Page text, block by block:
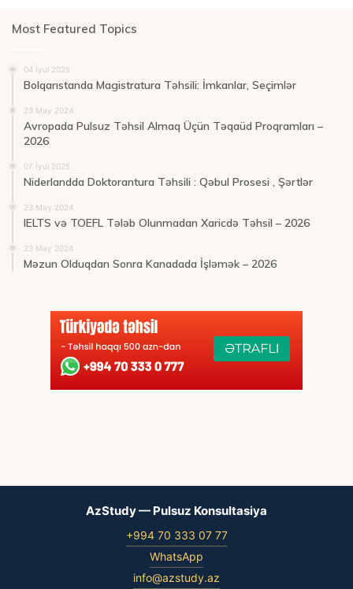
Most Featured Topics
04 İyul 2025
Bolqarıstanda Magistratura Təhsili: İmkanlar, Seçimlər
23 May 2024
Avropada Pulsuz Təhsil Almaq Üçün Təqaüd Proqramları –
2026
07 İyul 2025
Niderlandda Doktorantura Təhsili : Qəbul Prosesi , Şərtlər
23 May 2024
IELTS və TOEFL Tələb Olunmadan Xaricdə Təhsil – 2026
23 May 2024
Məzun Olduqdan Sonra Kanadada İşləmək – 2026
AzStudy — Pulsuz Konsultasiya
+994 70 333 07 77
WhatsApp
info@azstudy.az